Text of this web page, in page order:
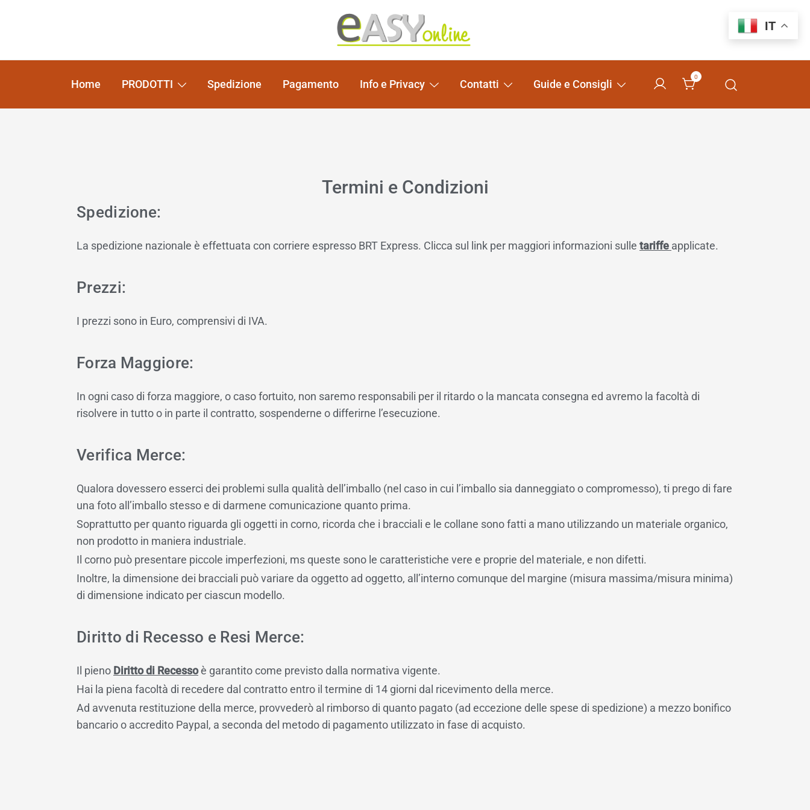
EASY online
Pomelli per Mobili e Artigianato Orientale
Home PRODOTTI Spedizione Pagamento Info e Privacy Contatti Guide e Consigli
0
Termini e Condizioni
Spedizione:
La spedizione nazionale è effettuata con corriere espresso BRT Express. Clicca sul link per maggiori informazioni sulle tariffe applicate.
Prezzi:
I prezzi sono in Euro, comprensivi di IVA.
Forza Maggiore:
In ogni caso di forza maggiore, o caso fortuito, non saremo responsabili per il ritardo o la mancata consegna ed avremo la facoltà di
risolvere in tutto o in parte il contratto, sospenderne o differirne l’esecuzione.
Verifica Merce:
Qualora dovessero esserci dei problemi sulla qualità dell’imballo (nel caso in cui l’imballo sia danneggiato o compromesso), ti prego di fare
una foto all’imballo stesso e di darmene comunicazione quanto prima.
Soprattutto per quanto riguarda gli oggetti in corno, ricorda che i bracciali e le collane sono fatti a mano utilizzando un materiale organico,
non prodotto in maniera industriale.
Il corno può presentare piccole imperfezioni, ms queste sono le caratteristiche vere e proprie del materiale, e non difetti.
Inoltre, la dimensione dei bracciali può variare da oggetto ad oggetto, all’interno comunque del margine (misura massima/misura minima)
di dimensione indicato per ciascun modello.
Diritto di Recesso e Resi Merce:
Il pieno Diritto di Recessoè garantito come previsto dalla normativa vigente.
Hai la piena facoltà di recedere dal contratto entro il termine di 14 giorni dal ricevimento della merce.
Ad avvenuta restituzione della merce, provvederò al rimborso di quanto pagato (ad eccezione delle spese di spedizione) a mezzo bonifico
bancario o accredito Paypal, a seconda del metodo di pagamento utilizzato in fase di acquisto.
IT